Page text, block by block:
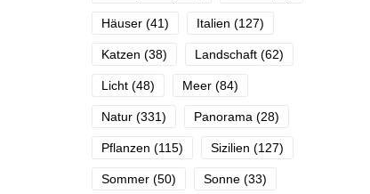
Häuser (41) Italien (127)
Katzen (38) Landschaft (62)
Licht (48) Meer (84)
Natur (331) Panorama (28)
Pflanzen (115) Sizilien (127)
Sommer (50) Sonne (33)